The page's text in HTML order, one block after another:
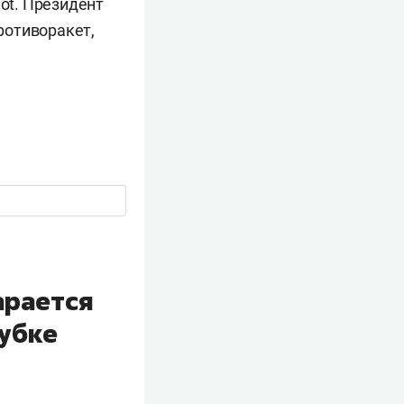
Президент